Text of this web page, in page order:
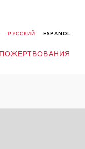
РУССКИЙ ESPAÑOL
ПОЖЕРТВОВАНИЯ